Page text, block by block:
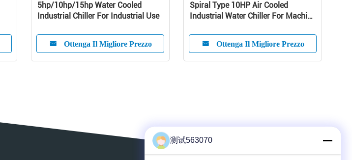
5hp/10hp/15hp Water Cooled
Industrial Chiller For Industrial Use
Ottenga Il Migliore Prezzo
Spiral Type 10HP Air Cooled
Industrial Water Chiller For Machine
Ottenga Il Migliore Prezzo
测试563070